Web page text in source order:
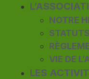
NOTRE
VIE DE
LES